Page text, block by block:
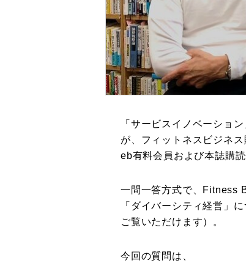
「サービスイノベーショ
が、フィットネスビジネ
eb有料会員および本誌購
一問一答方式で、Fitness
「ダイバーシティ経営」
ご覧いただけます）。
今回の質問は、